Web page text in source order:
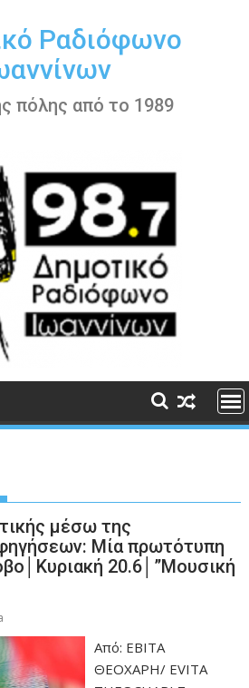
Ραδιόφωνο
πόλης από το 1989
μέσω της
Μία πρωτότυπη
20.6│”Μουσική
Από: ΕΒΙΤΑ
ΘΕΟΧΑΡΗ/ EVITA